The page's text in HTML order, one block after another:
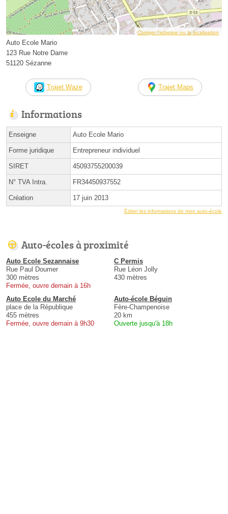
Corriger l’adresse ou la localisation
Auto Ecole Mario
123 Rue Notre Dame
51120 Sézanne
Trajet Waze Trajet Maps
Informations
Enseigne Auto Ecole Mario
Forme juridique Entrepreneur individuel
SIRET 45093755200039
N° TVA Intra. FR34450937552
Création 17 juin 2013
Éditer les informations de mon auto-école
Auto-écoles à proximité
Auto Ecole Sezannaise
Rue Paul Doumer
300 mètres
Fermée, ouvre demain à 16h
C Permis
Rue Léon Jolly
430 mètres
Auto Ecole du Marché
place de la République
455 mètres
Fermée, ouvre demain à 9h30
Auto-école Béguin
Fère-Champenoise
20 km
Ouverte jusqu'à 18h